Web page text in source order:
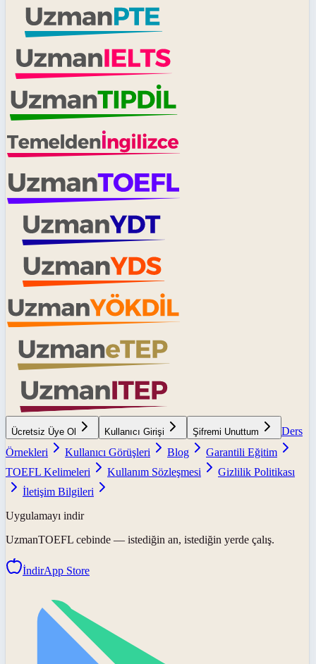
Ücretsiz Üye Ol Kullanıcı Girişi Şifremi Unuttum
Ders
Örnekleri
Kullanıcı Görüşleri Blog
Garantili Eğitim
TOEFL Kelimeleri
Kullanım Sözleşmesi
Gizlilik Politikası
İletişim Bilgileri
Uygulamayı indir
UzmanTOEFL cebinde — istediğin an, istediğin yerde çalış.
İndirApp Store